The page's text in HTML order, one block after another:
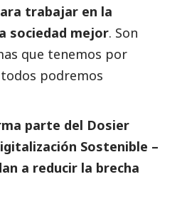
trabajar en la
sociedad mejor. Son
que tenemos por
podremos
parte del Dosier
Sostenible –
a reducir la brecha